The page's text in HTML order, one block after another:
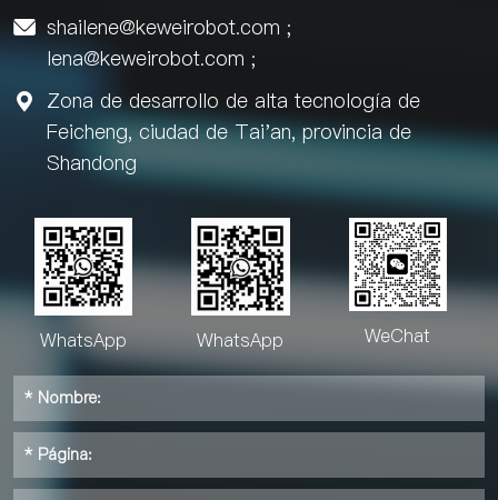
 shailene@keweirobot.com ;
lena@keweirobot.com ;

Zona de desarrollo de alta tecnología de
Feicheng, ciudad de Tai'an, provincia de
Shandong
WhatsApp WhatsApp WeChat